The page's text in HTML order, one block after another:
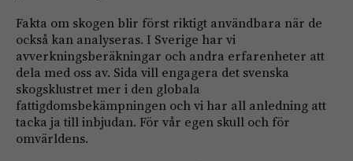
Fakta om skogen blir först riktigt användbara när de
också kan analyseras. I Sverige har vi
avverkningsberäkningar och andra erfarenheter att
dela med oss av. Sida vill engagera det svenska
skogsklustret mer i den globala
fattigdomsbekämpningen och vi har all anledning att
tacka ja till inbjudan. För vår egen skull och för
omvärldens.